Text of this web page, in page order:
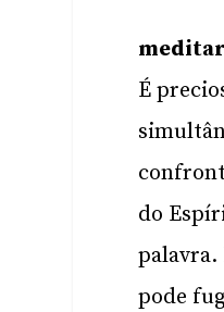
É
do
palavra.
pode